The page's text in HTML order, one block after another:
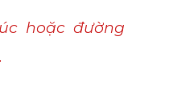
hoặc đường